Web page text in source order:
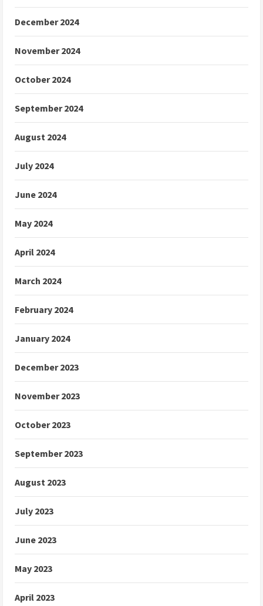
December 2024
November 2024
October 2024
September 2024
August 2024
July 2024
June 2024
May 2024
April 2024
March 2024
February 2024
January 2024
December 2023
November 2023
October 2023
September 2023
August 2023
July 2023
June 2023
May 2023
April 2023